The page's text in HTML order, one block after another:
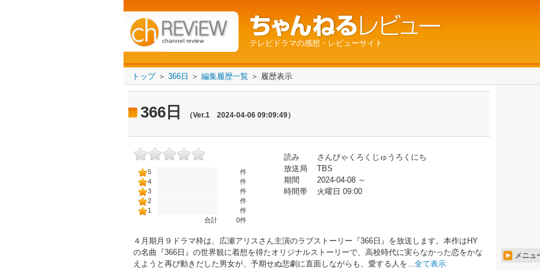
channel review テレビドラマの感想・レビューサイト
トップ＞ 366日 ＞ 編集履歴一覧 ＞ 履歴表示
366日 （Ver.1 2024-04-06 09:09:49）
5
件
4
件
3
件
2
件
1
件
合計
0件
読み
さんびゃくろくじゅうろくにち
放送局
TBS
期間
2024-04-08 ～
時間帯
火曜日 09:00
４月期月９ドラマ枠は、広瀬アリスさん主演のラブストーリー『366日』を放送します。本作はHY
の名曲『366日』の世界観に着想を得たオリジナルストーリーで、高校時代に実らなかった恋をかな
えようと再び動きだした男女が、予期せぬ悲劇に直面しながらも、愛する人を...全て表示
メニュ